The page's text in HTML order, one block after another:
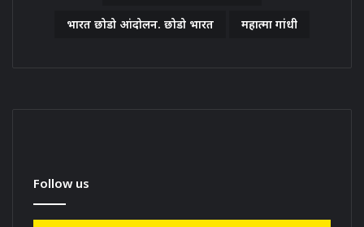
भारत छोडो आंदोलन. छोडो भारत महात्मा गांधी
Follow us